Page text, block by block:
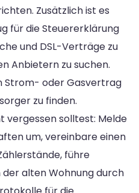
Zusätzlich ist es
für die Steuererklärung
und DSL-Verträge zu
Anbietern zu suchen.
Strom- oder Gasvertrag
zu finden.
vergessen solltest: Melde
um, vereinbare einen
führe
alten Wohnung durch